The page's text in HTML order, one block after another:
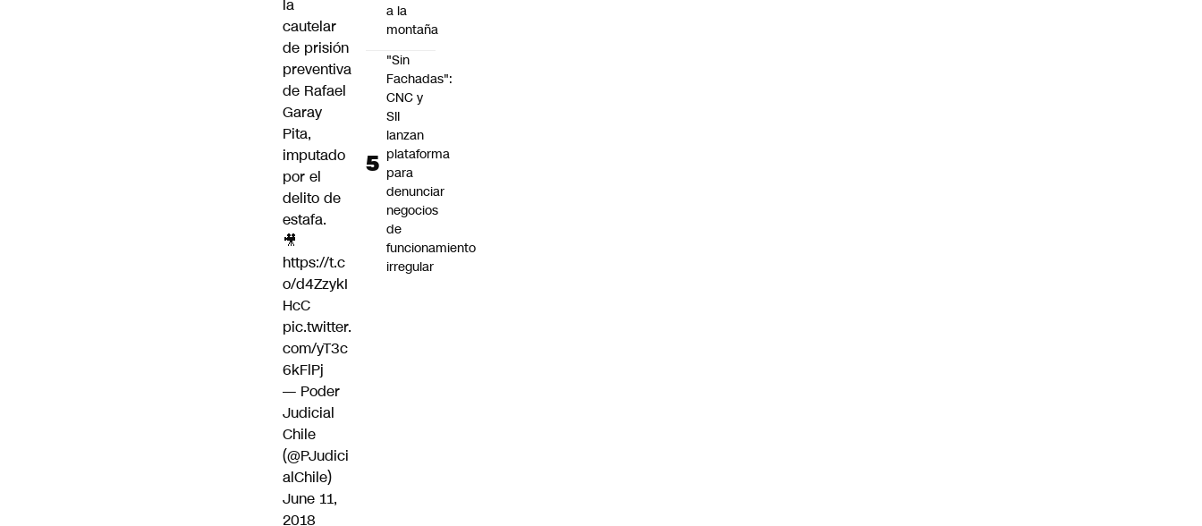
la
cautelar
de prisión
preventiva
de Rafael
Garay
Pita,
imputado
por el
delito de
estafa.
🎥
https://t.c
o/d4ZzykI
HcC
pic.twitter.
com/yT3c
6kFlPj
— Poder
Judicial
Chile
(@PJudici
alChile)
June 11,
2018
a la
montaña
"Sin
Fachadas":
CNC y
SII
lanzan
plataforma
para
denunciar
negocios
de
funcionamiento
irregular